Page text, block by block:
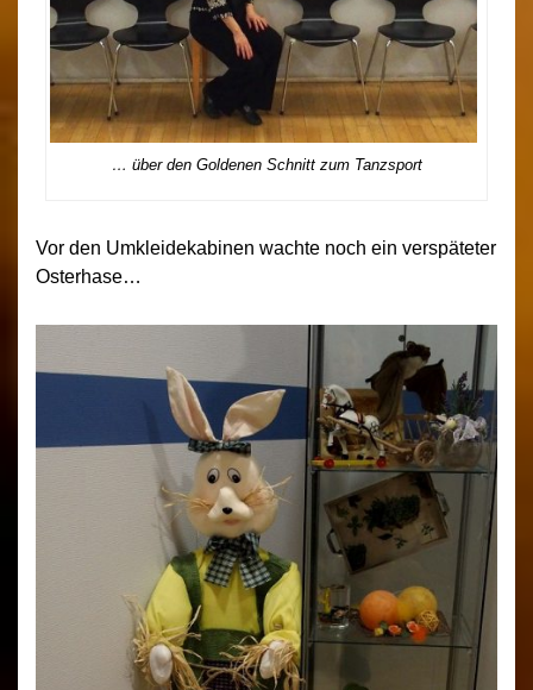
… über den Goldenen Schnitt zum Tanzsport
Vor den Umkleidekabinen wachte noch ein verspäteter
Osterhase…